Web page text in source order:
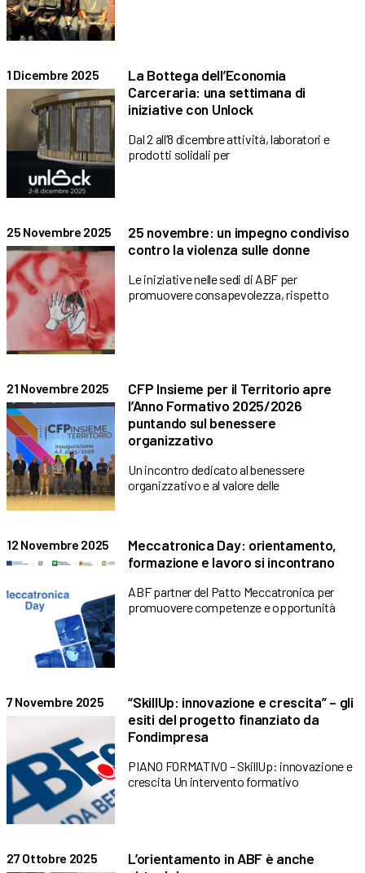
1 Dicembre 2025
La Bottega dell’Economia
Carceraria: una settimana di
iniziative con Unlock
Dal 2 all’8 dicembre attività, laboratori e
prodotti solidali per
25 Novembre 2025
25 novembre: un impegno condiviso
contro la violenza sulle donne
Le iniziative nelle sedi di ABF per
promuovere consapevolezza, rispetto
21 Novembre 2025
CFP Insieme per il Territorio apre
l’Anno Formativo 2025/2026
puntando sul benessere
organizzativo
Un incontro dedicato al benessere
organizzativo e al valore delle
12 Novembre 2025
Meccatronica Day: orientamento,
formazione e lavoro si incontrano
ABF partner del Patto Meccatronica per
promuovere competenze e opportunità
7 Novembre 2025
“SkillUp: innovazione e crescita” – gli
esiti del progetto finanziato da
Fondimpresa
PIANO FORMATIVO – SkillUp: innovazione e
crescita Un intervento formativo
27 Ottobre 2025
L’orientamento in ABF è anche